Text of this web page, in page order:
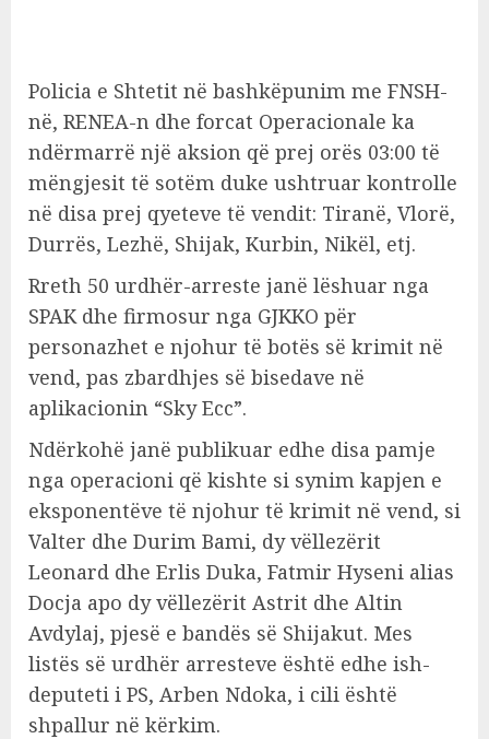
Policia e Shtetit në bashkëpunim me FNSH-
në, RENEA-n dhe forcat Operacionale ka
ndërmarrë një aksion që prej orës 03:00 të
mëngjesit të sotëm duke ushtruar kontrolle
në disa prej qyeteve të vendit: Tiranë, Vlorë,
Durrës, Lezhë, Shijak, Kurbin, Nikël, etj.
Rreth 50 urdhër-arreste janë lëshuar nga
SPAK dhe firmosur nga GJKKO për
personazhet e njohur të botës së krimit në
vend, pas zbardhjes së bisedave në
aplikacionin “Sky Ecc”.
Ndërkohë janë publikuar edhe disa pamje
nga operacioni që kishte si synim kapjen e
eksponentëve të njohur të krimit në vend, si
Valter dhe Durim Bami, dy vëllezërit
Leonard dhe Erlis Duka, Fatmir Hyseni alias
Docja apo dy vëllezërit Astrit dhe Altin
Avdylaj, pjesë e bandës së Shijakut. Mes
listës së urdhër arresteve është edhe ish-
deputeti i PS, Arben Ndoka, i cili është
shpallur në kërkim.